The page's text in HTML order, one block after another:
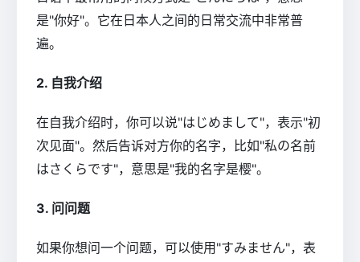
是"你好"。它在日本人之间的日常交流中非常普
遍。
2. 自我介绍
在自我介绍时，你可以说"はじめまして"，表示"初
次见面"。然后告诉对方你的名字，比如"私の名前
はさくらです"，意思是"我的名字是樱"。
3. 问问题
如果你想问一个问题，可以使用"すみません"，表